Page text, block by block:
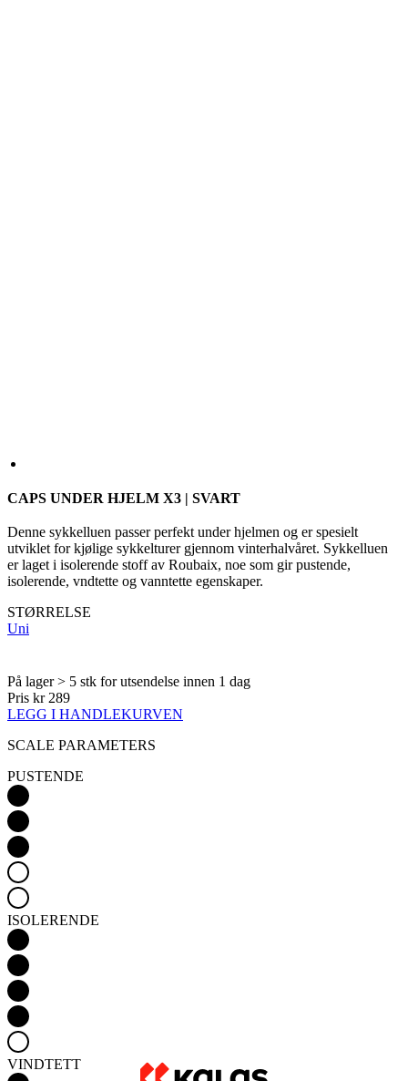
utviklet for kjølige sykkelturer gjennom vinterhalvåret. Sykkelluen
isolerende, vndtette og vanntette egenskaper.
STØRRELSE
Uni
Priskr 289
LEGG I HANDLEKURVEN
PUSTENDE
ISOLERENDE
VINDTETT